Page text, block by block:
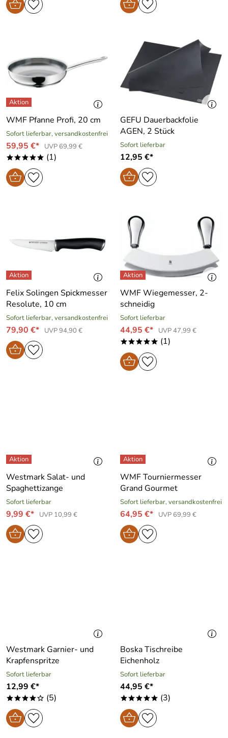
WMF Pfanne Profi, 20 cm
Sofort lieferbar, versandkostenfrei
59,95 €* UVP 69,99 €
***** (1)
GEFU Dauerbackfolie
AGEN, 2 Stück
Sofort lieferbar
12,95 €*
Felix Solingen Spickmesser
Resolute, 10 cm
Sofort lieferbar, versandkostenfrei
79,90 €* UVP 94,90 €
WMF Wiegemesser, 2-
schneidig
Sofort lieferbar
44,95 €* UVP 47,99 €
***** (1)
Westmark Salat- und
Spaghettizange
Sofort lieferbar
9,99 €* UVP 10,99 €
WMF Tourniermesser
Grand Gourmet
Sofort lieferbar, versandkostenfrei
64,95 €* UVP 69,99 €
Westmark Garnier- und
Krapfenspritze
Sofort lieferbar
12,99 €*
****o (5)
Boska Tischreibe
Eichenholz
Sofort lieferbar
44,95 €*
***** (3)